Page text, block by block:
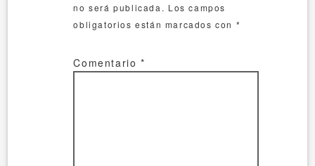
no será publicada. Los campos
obligatorios están marcados con *
Comentario*